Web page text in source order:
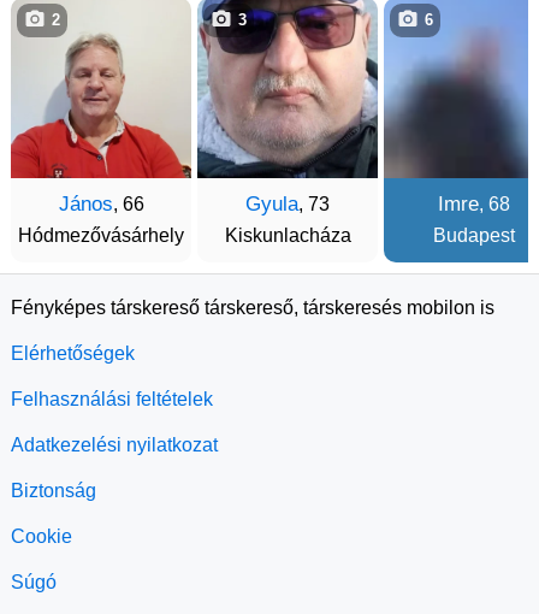
János, 66
Hódmezővásárhely
2
Gyula, 73
Kiskunlacháza
3
Imre, 68
Budapest
6
Fényképes társkereső társkereső, társkeresés mobilon is
Elérhetőségek
Felhasználási feltételek
Adatkezelési nyilatkozat
Biztonság
Cookie
Súgó